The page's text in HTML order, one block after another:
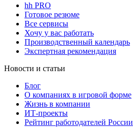
hh PRO
Готовое резюме
Все сервисы
Хочу у вас работать
Производственный календарь
Экспертная рекомендация
Новости и статьи
Блог
О компаниях в игровой форме
Жизнь в компании
ИТ-проекты
Рейтинг работодателей России